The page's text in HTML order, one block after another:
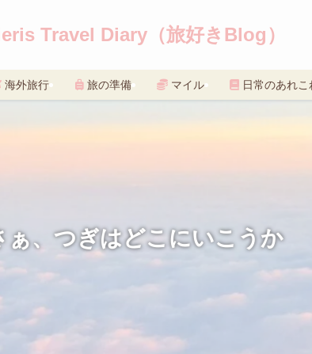
Travel Diary（旅好きBlog）
海外旅行 旅の準備 マイル 日常のあれこ
ぁ、つぎはどこにいこうか